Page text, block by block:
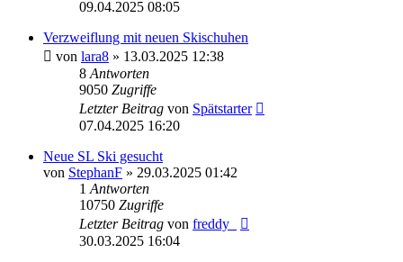
09.04.2025 08:05
Verzweiflung mit neuen Skischuhen
von lara8 » 13.03.2025 12:38
8 Antworten
9050 Zugriffe
Letzter Beitrag von Spätstarter
07.04.2025 16:20
Neue SL Ski gesucht
von StephanF » 29.03.2025 01:42
1 Antworten
10750 Zugriffe
Letzter Beitrag von freddy_
30.03.2025 16:04